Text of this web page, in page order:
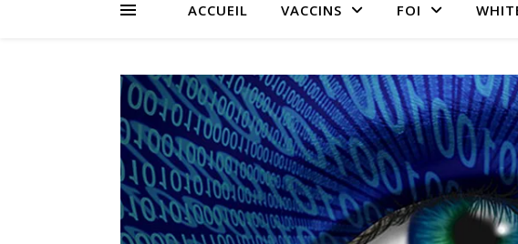
ACCUEIL VACCINS FOI